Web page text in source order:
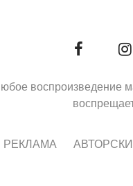
воспроизведение
РЕКЛАМА